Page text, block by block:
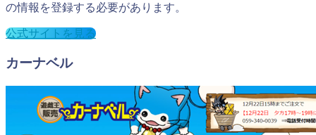
の情報を登録する必要があります。
公式サイトを見る
カーナベル